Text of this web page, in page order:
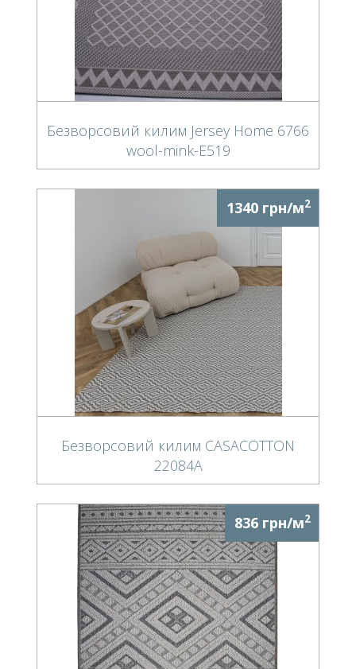
Безворсовий килим Jersey Home 6766
wool-mink-E519
1340 грн/м2
Безворсовий килим CASACOTTON
22084A
836 грн/м2